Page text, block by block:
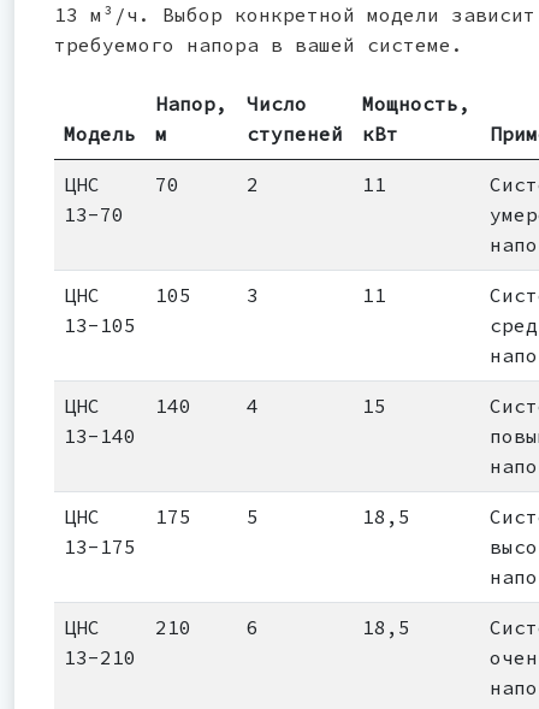
13 м³/ч. Выбор конкретной модели
требуемого напора в вашей системе.
Модель
Напор,
м
Число
ступеней
Мощность,
кВт
ЦНС
13-70
70 2 11
ЦНС
13-105
105 3 11
ЦНС
13-140
140 4 15
ЦНС
13-175
175 5 18,5
ЦНС
13-210
210 6 18,5